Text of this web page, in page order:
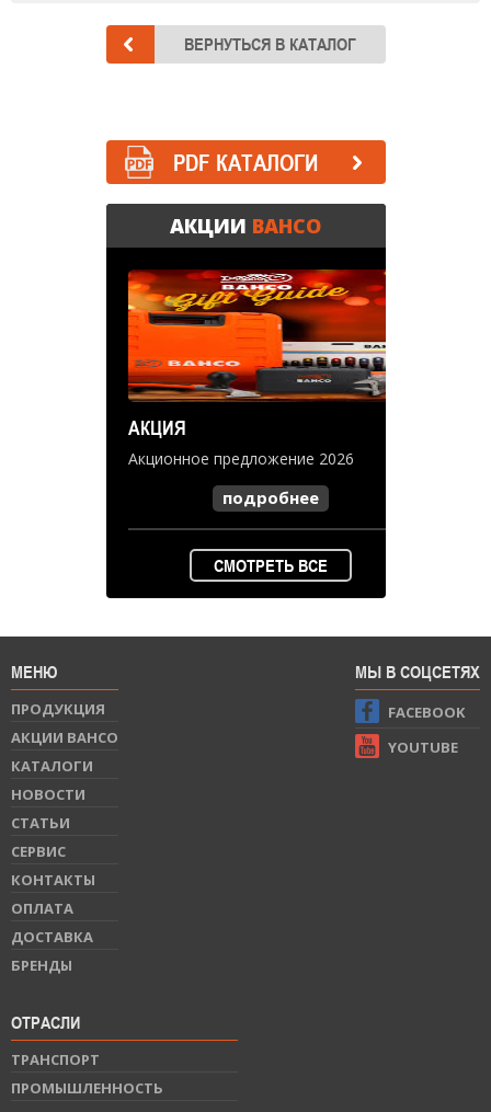
PDF КАТАЛОГИ
АКЦИИ BAHCO
АКЦИЯ
Акционное предложение 2026
подробнее
СМОТРЕТЬ ВСЕ
МЕНЮ
ПРОДУКЦИЯ
АКЦИИ BAHCO
КАТАЛОГИ
НОВОСТИ
СТАТЬИ
СЕРВИС
КОНТАКТЫ
ОПЛАТА
ДОСТАВКА
БРЕНДЫ
ОТРАСЛИ
ТРАНСПОРТ
ПРОМЫШЛЕННОСТЬ
МЫ В СОЦСЕТЯХ
FACEBOOK
YOUTUBE